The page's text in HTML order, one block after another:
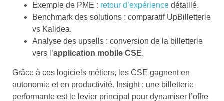
Exemple de PME : retour d’expérience détaillé.
Benchmark des solutions : comparatif UpBilletterie
vs Kalidea.
Analyse des upsells : conversion de la billetterie
vers l’application mobile CSE.
Grâce à ces logiciels métiers, les CSE gagnent en
autonomie et en productivité. Insight : une billetterie
performante est le levier principal pour dynamiser l’offre